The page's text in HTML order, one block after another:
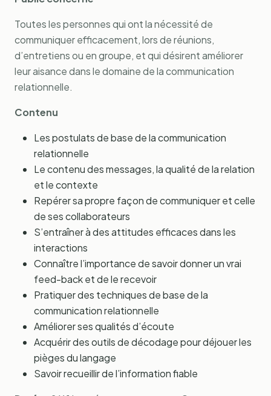
Toutes les personnes qui ont la nécessité de
communiquer efficacement, lors de réunions,
d’entretiens ou en groupe, et qui désirent améliorer
leur aisance dans le domaine de la communication
relationnelle.
Contenu
Les postulats de base de la communication
relationnelle
Le contenu des messages, la qualité de la relation
et le contexte
Repérer sa propre façon de communiquer et celle
de ses collaborateurs
S’entraîner à des attitudes efficaces dans les
interactions
Connaître l’importance de savoir donner un vrai
feed-back et de le recevoir
Pratiquer des techniques de base de la
communication relationnelle
Améliorer ses qualités d’écoute
Acquérir des outils de décodage pour déjouer les
pièges du langage
Savoir recueillir de l’information fiable